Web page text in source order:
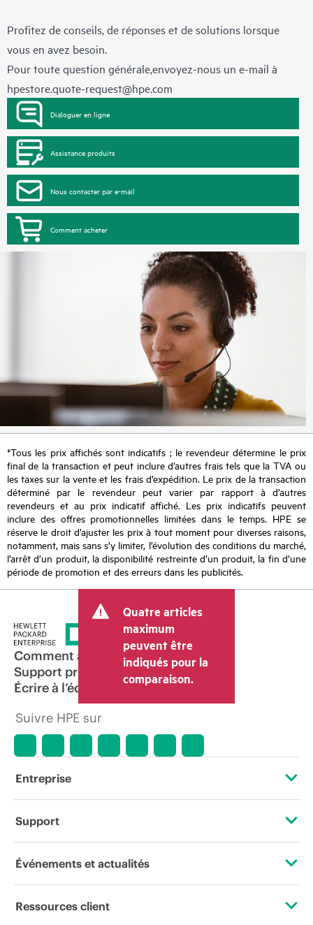
Profitez de conseils, de réponses et de solutions lorsque
vous en avez besoin.
Pour toute question générale,envoyez-nous un e-mail à
hpestore.quote-request@hpe.com
Dialoguer en ligne
Assistance produits
Nous contacter par e-mail
Comment acheter
*Tous les prix affichés sont indicatifs ; le revendeur détermine le prix
final de la transaction et peut inclure d’autres frais tels que la TVA ou
les taxes sur la vente et les frais d’expédition. Le prix de la transaction
déterminé par le revendeur peut varier par rapport à d’autres
revendeurs et au prix indicatif affiché. Les prix indicatifs peuvent
inclure des offres promotionnelles limitées dans le temps. HPE se
réserve le droit d’ajuster les prix à tout moment pour diverses raisons,
notamment, mais sans s’y limiter, l’évolution des conditions du marché,
l’arrêt d’un produit, la disponibilité restreinte d’un produit, la fin d’une
période de promotion et des erreurs dans les publicités.
Quatre articles
maximum
peuvent être
indiqués pour la
comparaison.
Comment acheter
Support produit
Écrire à l’équipe commerciale
Suivre HPE sur
Entreprise
À propos de HPE
Responsabilité d’entreprise
Support
Services d’assistance opérationnelle (OSS)
Événements et actualités
Événements
Ressources client